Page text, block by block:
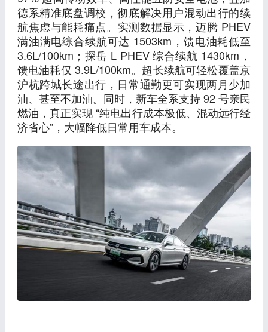
德系精准底盘调校，彻底解决用户混动出行的续
航焦虑与能耗痛点。实测数据显示，迈腾 PHEV
满油满电综合续航可达 1503km，馈电油耗低至
3.6L/100km；探岳 L PHEV 综合续航 1430km，
馈电油耗仅 3.9L/100km。超长续航可轻松覆盖京
沪杭跨城长途出行，日常通勤更可实现两月少加
油、甚至不加油。同时，新车全系支持 92 号亲民
燃油，真正实现 “纯电出行成本极低、混动远行经
济省心”，大幅降低日常用车成本。